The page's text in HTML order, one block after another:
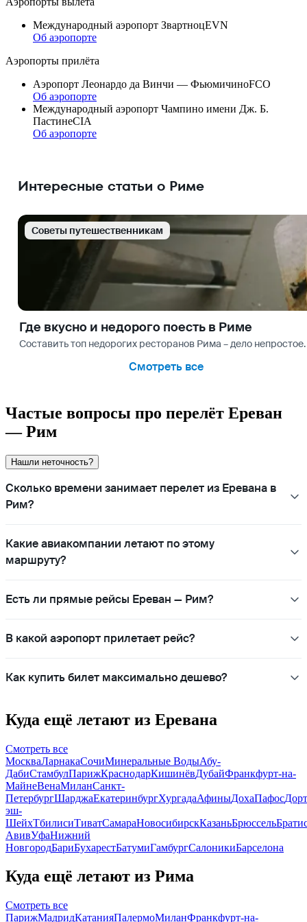
Международный аэропорт ЗвартноцEVN
Об аэропорте
Аэропорты прилёта
Аэропорт Леонардо да Винчи — ФьюмичиноFCO
Об аэропорте
Международный аэропорт Чампино имени Дж. Б.
ПастинеCIA
Об аэропорте
Интересные статьи о Риме
Cоветы путешественникам
Где вкусно и недорого поесть в Риме
Составить топ недорогих ресторанов Рима – дело
Смотреть все
Частые вопросы про перелёт Ереван
— Рим
Нашли неточность?
Сколько времени занимает перелет из Еревана в
Рим?
Какие авиакомпании летают по этому
маршруту?
Есть ли прямые рейсы Ереван — Рим?
В какой аэропорт прилетает рейс?
Как купить билет максимально дешево?
Куда ещё летают из Еревана
Смотреть все
МоскваЛарнакаСочиМинеральные ВодыАбу-
ДабиСтамбулПарижКраснодарКишинёвДубайФранкфурт-на-
МайнеВенаМиланСанкт-
ПетербургШарджаЕкатеринбургХургадаАфиныДохаПафос
эш-
ШейхТбилисиТиватСамараНовосибирскКазаньБрюссель
АвивУфаНижний
НовгородБариБухарестБатумиГамбургСалоникиБарселона
Куда ещё летают из Рима
Смотреть все
ПарижМадридКатанияПалермоМиланФранкфурт-на-